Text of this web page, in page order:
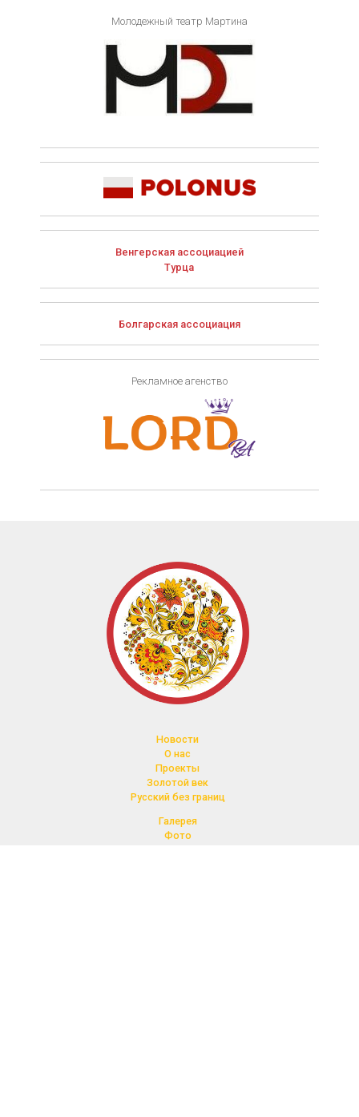
Молодежный театр Мартина
Венгерская ассоциацией
Турца
Болгарская ассоциация
Рекламное агенство
Новости
О нас
Проекты
Золотой век
Русский без границ
Галерея
Фото